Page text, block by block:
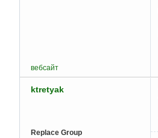
вебсайт
ktretyak
Replace Group